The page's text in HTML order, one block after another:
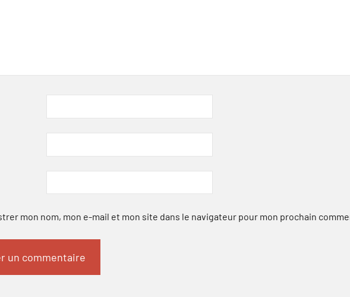
mon nom, mon e-mail et mon site dans le navigateur pour mon prochain